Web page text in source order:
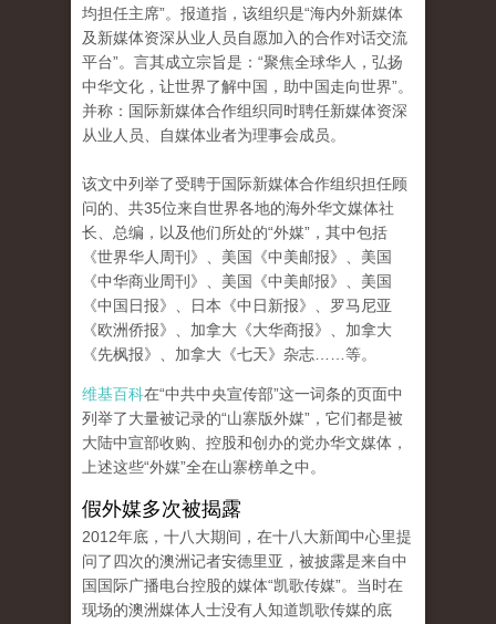
均担任主席”。报道指，该组织是“海内外新媒体
及新媒体资深从业人员自愿加入的合作对话交流
平台”。言其成立宗旨是：“聚焦全球华人，弘扬
中华文化，让世界了解中国，助中国走向世界”。
并称：国际新媒体合作组织同时聘任新媒体资深
从业人员、自媒体业者为理事会成员。
该文中列举了受聘于国际新媒体合作组织担任顾
问的、共35位来自世界各地的海外华文媒体社
长、总编，以及他们所处的“外媒”，其中包括
《世界华人周刊》、美国《中美邮报》、美国
《中华商业周刊》、美国《中美邮报》、美国
《中国日报》、日本《中日新报》、罗马尼亚
《欧洲侨报》、加拿大《大华商报》、加拿大
《先枫报》、加拿大《七天》杂志……等。
维基百科在“中共中央宣传部”这一词条的页面中
列举了大量被记录的“山寨版外媒”，它们都是被
大陆中宣部收购、控股和创办的党办华文媒体，
上述这些“外媒”全在山寨榜单之中。
假外媒多次被揭露
2012年底，十八大期间，在十八大新闻中心里提
问了四次的澳洲记者安德里亚，被披露是来自中
国国际广播电台控股的媒体“凯歌传媒”。当时在
现场的澳洲媒体人士没有人知道凯歌传媒的底